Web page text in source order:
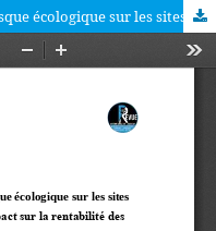
La problématique de gestion du risque écologique sur les sites d’exploitation pétrolière : Quel impact sur la rentabilité des pétroliers producteurs ?